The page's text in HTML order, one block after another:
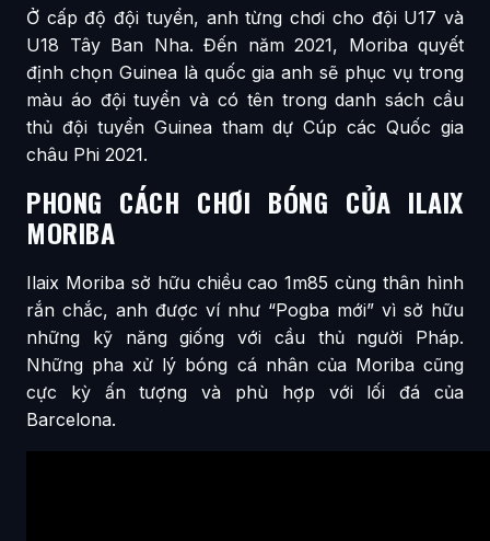
Ở cấp độ đội tuyển, anh từng chơi cho đội U17 và
U18 Tây Ban Nha. Đến năm 2021, Moriba quyết
định chọn Guinea là quốc gia anh sẽ phục vụ trong
màu áo đội tuyển và có tên trong danh sách cầu
thủ đội tuyển Guinea tham dự Cúp các Quốc gia
châu Phi 2021.
PHONG CÁCH CHƠI BÓNG CỦA ILAIX
MORIBA
Ilaix Moriba sở hữu chiều cao 1m85 cùng thân hình
rắn chắc, anh được ví như “Pogba mới” vì sở hữu
những kỹ năng giống với cầu thủ người Pháp.
Những pha xử lý bóng cá nhân của Moriba cũng
cực kỳ ấn tượng và phù hợp với lối đá của
Barcelona.